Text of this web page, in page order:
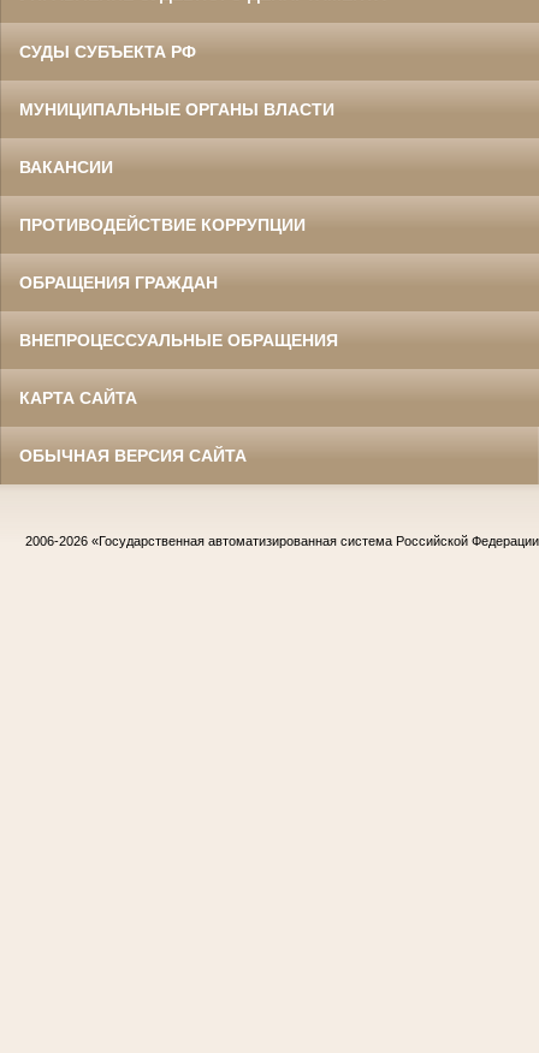
СУДЫ СУБЪЕКТА РФ
МУНИЦИПАЛЬНЫЕ ОРГАНЫ ВЛАСТИ
ВАКАНСИИ
ПРОТИВОДЕЙСТВИЕ КОРРУПЦИИ
ОБРАЩЕНИЯ ГРАЖДАН
ВНЕПРОЦЕССУАЛЬНЫЕ ОБРАЩЕНИЯ
КАРТА САЙТА
ОБЫЧНАЯ ВЕРСИЯ САЙТА
2006-2026 «Государственная автоматизированная система Российской